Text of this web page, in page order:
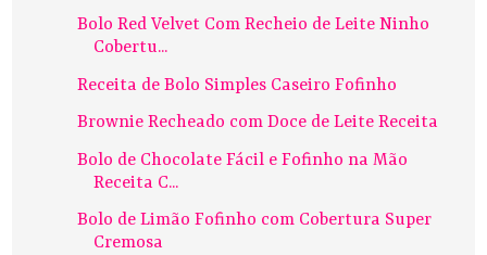
Bolo Red Velvet Com Recheio de Leite Ninho
Cobertu...
Receita de Bolo Simples Caseiro Fofinho
Brownie Recheado com Doce de Leite Receita
Bolo de Chocolate Fácil e Fofinho na Mão
Receita C...
Bolo de Limão Fofinho com Cobertura Super
Cremosa